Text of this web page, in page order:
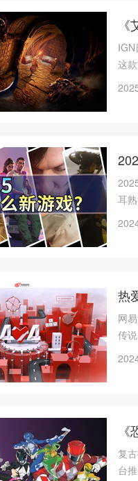
这
耳
热
网
传
复
台